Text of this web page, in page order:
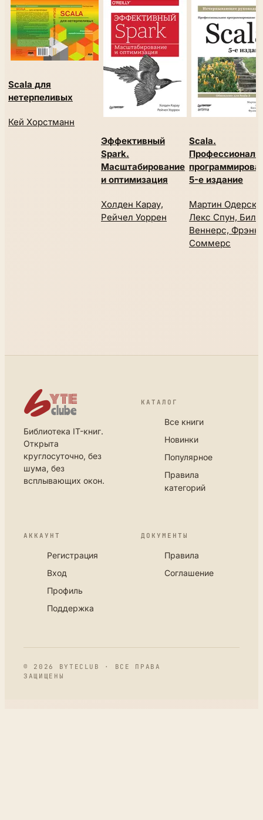
Scala для
нетерпеливых
Кей Хорстманн
Эффективный
Spark.
Масштабирование
и оптимизация
Холден Карау,
Рейчел Уоррен
Scala.
5-е издание
Мартин
Лекс Спун, Билл
Веннерс, Фрэнк
Соммерс
Библиотека IT-книг.
Открыта
круглосуточно, без
шума, без
всплывающих окон.
КАТАЛОГ
Все книги
Новинки
Популярное
Правила
категорий
АККАУНТ
Регистрация
Вход
Профиль
Поддержка
ДОКУМЕНТЫ
Правила
Соглашение
© 2026 BYTECLUB · ВСЕ ПРАВА
ЗАЩИЩЕНЫ